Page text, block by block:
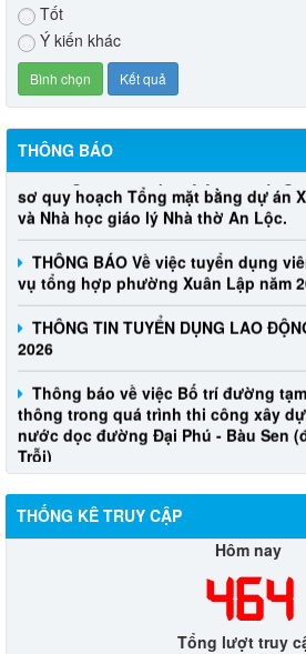
Tốt
Ý kiến khác
THÔNG BÁO
Thông báo Về việc lấy ý kiến cộng
sơ quy hoạch Tổng mặt bằng dự án
và Nhà học giáo lý Nhà thờ An Lộc.
THÔNG BÁO Về việc tuyển dụng
vụ tổng hợp phường Xuân Lập năm
THÔNG TIN TUYỂN DỤNG LAO
2026
Thông báo về việc Bố trí đường
thông trong quá trình thi công xây
nước dọc đường Đại Phú - Bàu Sen
Trỗi)
THỐNG KÊ TRUY CẬP
Hôm nay
464
Tổng lượt truy